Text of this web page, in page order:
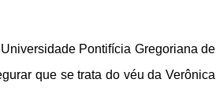
Pontifícia Gregoriana de
que se trata do véu da Verônica